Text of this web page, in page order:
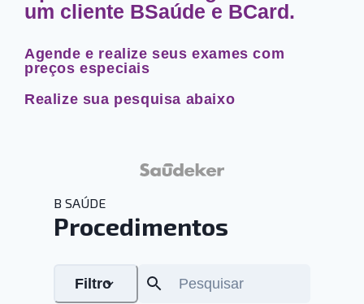
um cliente BSaúde e BCard.
Agende e realize seus exames com
preços especiais
Realize sua pesquisa abaixo